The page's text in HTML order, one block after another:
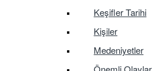
Keşifler Tarihi
Kişiler
Medeniyetler